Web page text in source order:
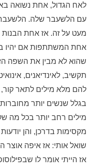
לאח הגדול, אחת נשואה
עם הלשעבר שלה. הלשעבר
מעט על זה. אז אחת
אחת המשתתפות אם יהיו
שהוא לא מבין את השפה
תקשיב, לאינדיאנים,
להם מלא מילים לתאר
בגלל שנשים יותר
מילים רחב יותר בכל מה
מקסימות בדרכן, והן
שואל אותי: אז איפה אוצר
אז הייתי אומר לו